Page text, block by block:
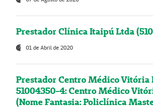
Prestador Clínica Itaipú Ltda
01 de Abril de 2020
Prestador Centro Médico Vitória
51004350-4: Centro Médico
(Nome Fantasia: Policlínica